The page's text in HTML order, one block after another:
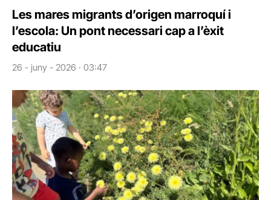
Les mares migrants d’origen marroquí i
l’escola: Un pont necessari cap a l’èxit
educatiu
26 - juny - 2026 · 03:47